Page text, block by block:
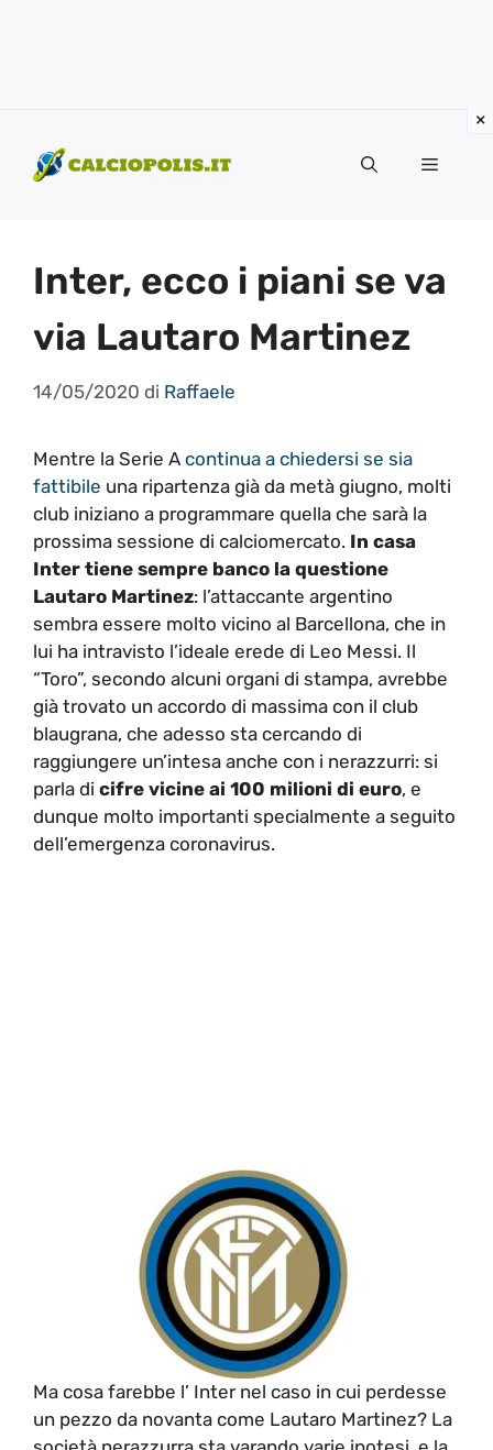
contenuto
Menu
Inter, ecco i piani se va
via Lautaro Martinez
14/05/2020 di Raffaele
Mentre la Serie A continua a chiedersi se sia
fattibile una ripartenza già da metà giugno, molti
club iniziano a programmare quella che sarà la
prossima sessione di calciomercato. In casa
Inter tiene sempre banco la questione
Lautaro Martinez: l’attaccante argentino
sembra essere molto vicino al Barcellona, che in
lui ha intravisto l’ideale erede di Leo Messi. Il
“Toro”, secondo alcuni organi di stampa, avrebbe
già trovato un accordo di massima con il club
blaugrana, che adesso sta cercando di
raggiungere un’intesa anche con i nerazzurri: si
parla di cifre vicine ai 100 milioni di euro, e
dunque molto importanti specialmente a seguito
dell’emergenza coronavirus.
Ma cosa farebbe l’ Inter nel caso in cui perdesse
un pezzo da novanta come Lautaro Martinez? La